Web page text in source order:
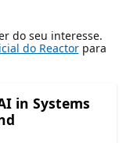
do seu interesse.
do Reactorpara
in Systems